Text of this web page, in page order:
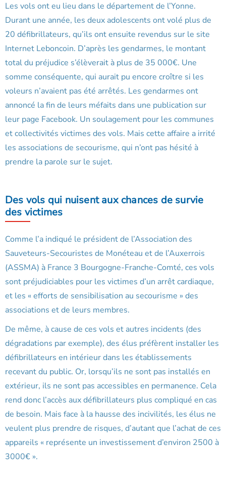
Les vols ont eu lieu dans le département de l’Yonne.
Durant une année, les deux adolescents ont volé plus de
20 défibrillateurs, qu’ils ont ensuite revendus sur le site
Internet Leboncoin. D’après les gendarmes, le montant
total du préjudice s’élèverait à plus de 35 000€. Une
somme conséquente, qui aurait pu encore croître si les
voleurs n’avaient pas été arrêtés. Les gendarmes ont
annoncé la fin de leurs méfaits dans une publication sur
leur page Facebook. Un soulagement pour les communes
et collectivités victimes des vols. Mais cette affaire a irrité
les associations de secourisme, qui n’ont pas hésité à
prendre la parole sur le sujet.
Des vols qui nuisent aux chances de survie
des victimes
Comme l’a indiqué le président de l’Association des
Sauveteurs-Secouristes de Monéteau et de l’Auxerrois
(ASSMA) à France 3 Bourgogne-Franche-Comté, ces vols
sont préjudiciables pour les victimes d’un arrêt cardiaque,
et les « efforts de sensibilisation au secourisme » des
associations et de leurs membres.
De même, à cause de ces vols et autres incidents (des
dégradations par exemple), des élus préfèrent installer les
défibrillateurs en intérieur dans les établissements
recevant du public. Or, lorsqu’ils ne sont pas installés en
extérieur, ils ne sont pas accessibles en permanence. Cela
rend donc l’accès aux défibrillateurs plus compliqué en cas
de besoin. Mais face à la hausse des incivilités, les élus ne
veulent plus prendre de risques, d’autant que l’achat de ces
appareils « représente un investissement d’environ 2500 à
3000€ ».